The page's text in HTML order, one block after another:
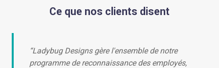
Ce que nos clients disent
“Ladybug Designs gère l'ensemble de notre
programme de reconnaissance des employés,